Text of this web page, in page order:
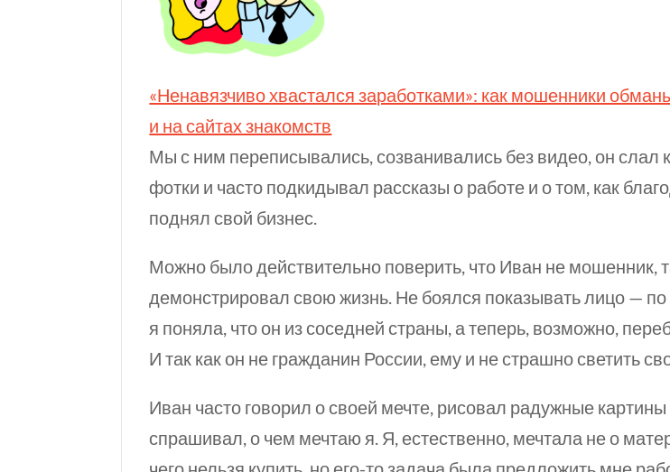
«Ненавязчиво хвастался заработ­ками»: как мошен­ники
и на сайтах знакомств
Мы с ним переписывались, созванивались без видео, он слал
фотки и часто подкидывал рассказы о работе и о том, как
поднял свой бизнес.
Можно было действительно поверить, что Иван не мошенник,
демонстрировал свою жизнь. Не боялся показывать лицо — по
я поняла, что он из соседней страны, а теперь, возможно,
И так как он не гражданин России, ему и не страшно светить
Иван часто говорил о своей мечте, рисовал радужные
спрашивал, о чем мечтаю я. Я, естественно, мечтала не о